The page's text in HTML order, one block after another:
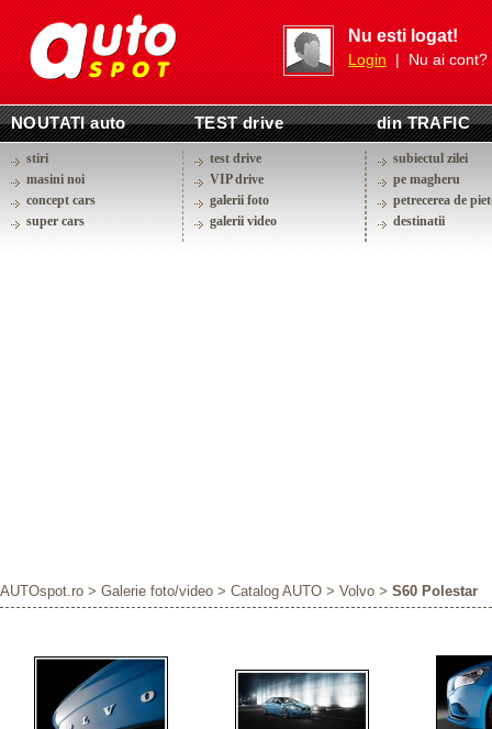
Nu esti logat!
Login| Nu ai cont?
NOUTATI auto TEST drive din TRAFIC
stiri
masini noi
concept cars
super cars
test drive
VIP drive
galerii foto
galerii video
subiectul zilei
pe magheru
petrecerea de
destinatii
AUTOspot.ro > Galerie foto/video > Catalog AUTO > Volvo > S60 Polestar